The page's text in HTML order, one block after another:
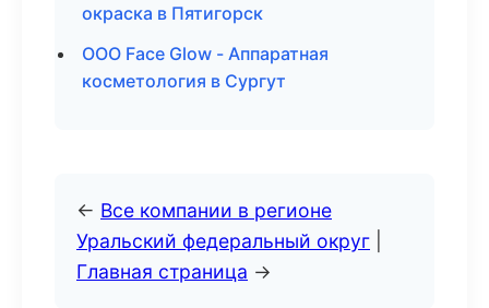
окраска в Пятигорск
ООО Face Glow - Аппаратная
косметология в Сургут
← Все компании в регионе
Уральский федеральный округ
Главная страница →